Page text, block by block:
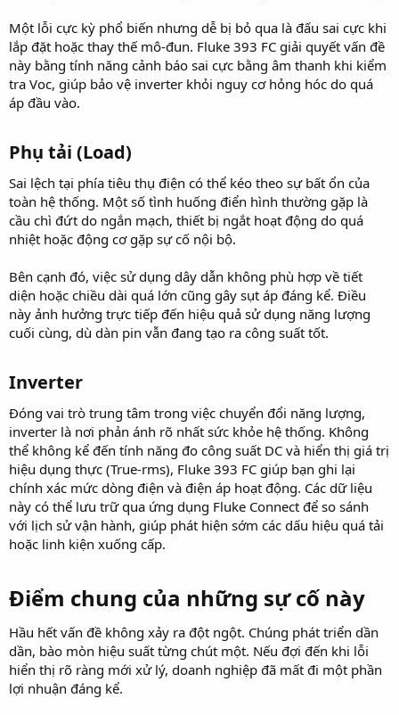
Một lỗi cực kỳ phổ biến nhưng dễ bị bỏ qua là đấu sai cực khi
lắp đặt hoặc thay thế mô-đun. Fluke 393 FC giải quyết vấn đề
này bằng tính năng cảnh báo sai cực bằng âm thanh khi kiểm
tra Voc, giúp bảo vệ inverter khỏi nguy cơ hỏng hóc do quá
áp đầu vào.
Phụ tải (Load)​
Sai lệch tại phía tiêu thụ điện có thể kéo theo sự bất ổn của
toàn hệ thống. Một số tình huống điển hình thường gặp là
cầu chì đứt do ngắn mạch, thiết bị ngắt hoạt động do quá
nhiệt hoặc động cơ gặp sự cố nội bộ.
Bên cạnh đó, việc sử dụng dây dẫn không phù hợp về tiết
diện hoặc chiều dài quá lớn cũng gây sụt áp đáng kể. Điều
này ảnh hưởng trực tiếp đến hiệu quả sử dụng năng lượng
cuối cùng, dù dàn pin vẫn đang tạo ra công suất tốt.
Inverter​
Đóng vai trò trung tâm trong việc chuyển đổi năng lượng,
inverter là nơi phản ánh rõ nhất sức khỏe hệ thống. Không
thể không kể đến tính năng đo công suất DC và hiển thị giá trị
hiệu dụng thực (True-rms), Fluke 393 FC giúp bạn ghi lại
chính xác mức dòng điện và điện áp hoạt động. Các dữ liệu
này có thể lưu trữ qua ứng dụng Fluke Connect để so sánh
với lịch sử vận hành, giúp phát hiện sớm các dấu hiệu quá tải
hoặc linh kiện xuống cấp.
Điểm chung của những sự cố này​
Hầu hết vấn đề không xảy ra đột ngột. Chúng phát triển dần
dần, bào mòn hiệu suất từng chút một. Nếu đợi đến khi lỗi
hiển thị rõ ràng mới xử lý, doanh nghiệp đã mất đi một phần
lợi nhuận đáng kể.